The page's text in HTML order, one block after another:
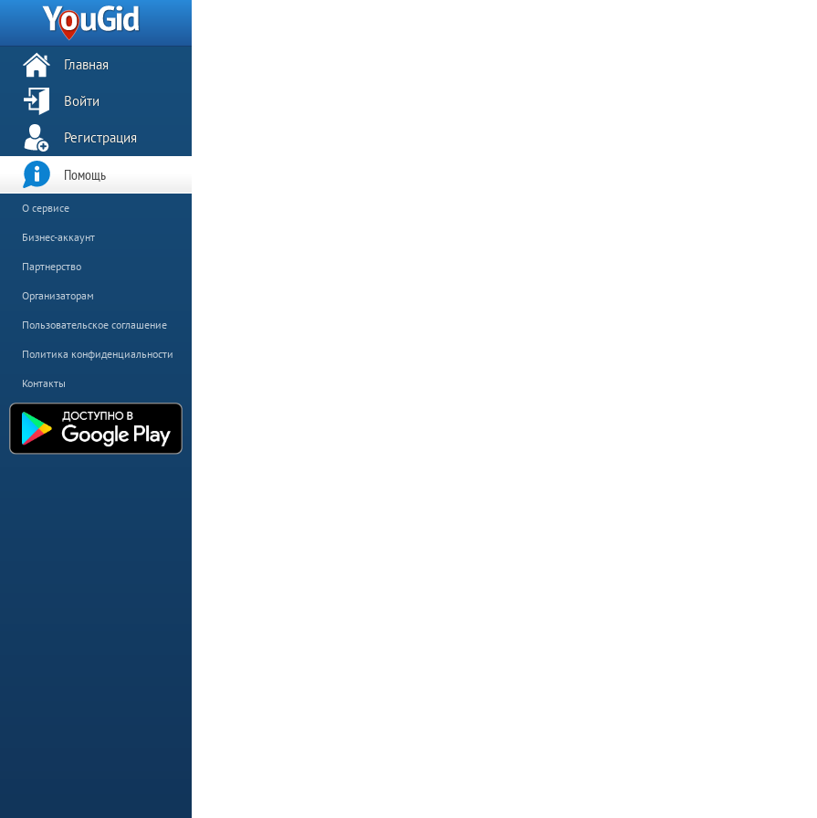
Главная
Войти
Регистрация
Помощь
О сервисе
Бизнес-аккаунт
Партнерство
Организаторам
Пользовательское соглашение
Политика конфиденциальности
Контакты